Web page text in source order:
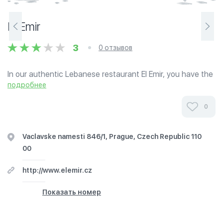
El Emir
3 0 отзывов
In our authentic Lebanese restaurant El Emir, you have the
special opportunity to taste the finest Lebanese cuisine
подробнее
0
Vaclavske namesti 846/1, Prague, Czech Republic 110
00
http://www.elemir.cz
Показать номер